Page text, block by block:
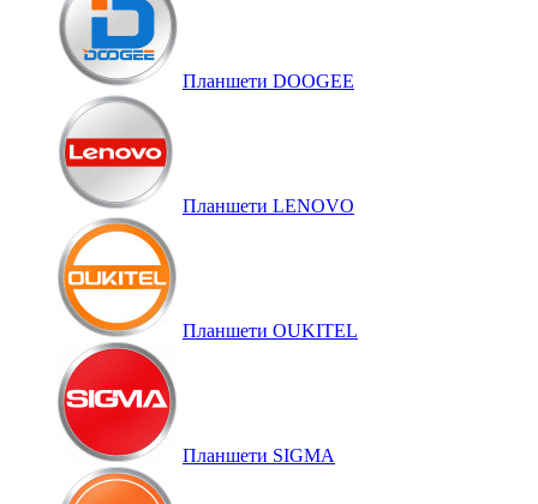
Планшети DOOGEE
Планшети LENOVO
Планшети OUKITEL
Планшети SIGMA